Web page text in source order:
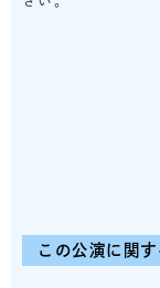
この公演に関